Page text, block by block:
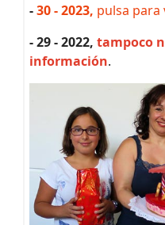
-30 - 2023, pulsa
- 29 - 2022, tampoco
información.